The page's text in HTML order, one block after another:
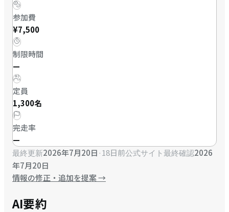
参加費
¥7,500
制限時間
—
定員
1,300名
完走率
—
最終更新2026年7月20日 ·18日前公式サイト最終確認2026
年7月20日
情報の修正・追加を提案→
AI要約